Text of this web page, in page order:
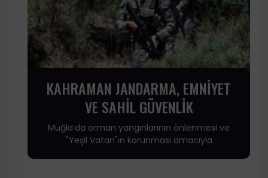
KAHRAMAN JANDARMA, EMNİYET
VE SAHİL GÜVENLİK
Muğla’da orman yangınlarının önlenmesi ve
"Yeşil Vatan"ın korunması amacıyla